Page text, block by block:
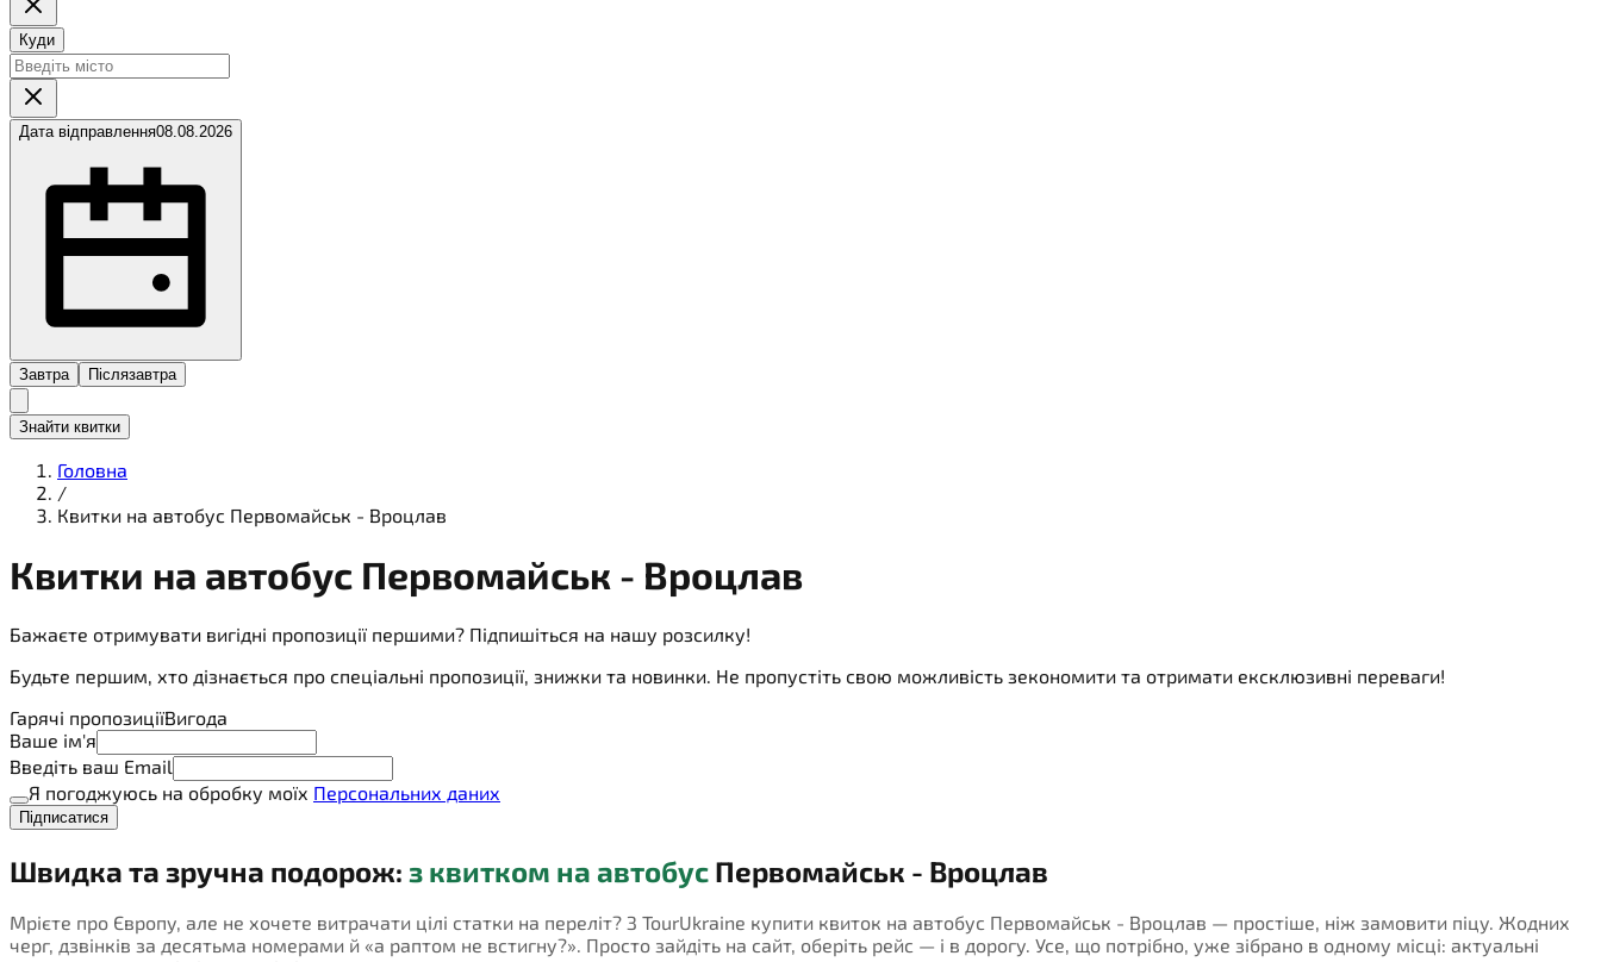
Куди
Дата відправлення08.08.2026
Завтра Післязавтра
Знайти квитки
Головна
/
Квитки на автобус Первомайськ - Вроцлав
Квитки на автобус Первомайськ - Вроцлав
Бажаєте отримувати вигідні пропозиції першими? Підпишіться на нашу розсилку!
Будьте першим, хто дізнається про спеціальні пропозиції, знижки та новинки. Не пропустіть свою можливість зекономити та отримати ексклюзивні переваги!
Гарячі пропозиціїВигода
Ваше ім'я
Введіть ваш Email
Я погоджуюсь на обробку моїх Персональних даних
Підписатися
Швидка та зручна подорож: з квитком на автобус Первомайськ - Вроцлав
Мрієте про Європу, але не хочете витрачати цілі статки на переліт? З TourUkraine купити квиток на автобус Первомайськ - Вроцлав — простіше, ніж замовити піцу. Жодних
черг, дзвінків за десятьма номерами й «а раптом не встигну?». Просто зайдіть на сайт, оберіть рейс — і в дорогу. Усе, що потрібно, уже зібрано в одному місці: актуальні